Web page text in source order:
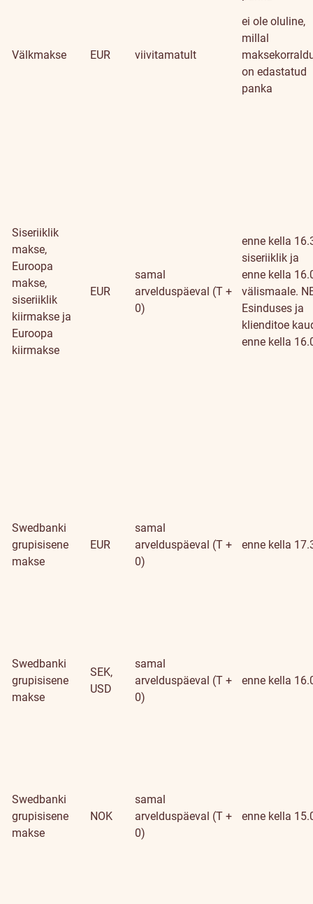
Välkmakse EUR viivitamatult
ei ole oluline,
millal
on edastatud
panka
Siseriiklik
makse,
Euroopa
makse,
siseriiklik
kiirmakse ja
Euroopa
kiirmakse
EUR
samal
arvelduspäeval (T +
0)
enne kella
siseriiklik ja
enne kella
välismaale.
Esinduses ja
klienditoe
enne kella
Swedbanki
grupisisene
makse
EUR
samal
arvelduspäeval (T +
0)
enne kella
Swedbanki
grupisisene
makse
SEK,
USD
samal
arvelduspäeval (T +
0)
enne kella
Swedbanki
grupisisene
makse
NOK
samal
arvelduspäeval (T +
0)
enne kella